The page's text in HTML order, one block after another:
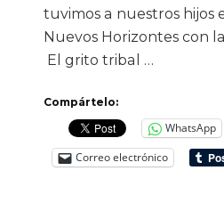
tuvimos a nuestros hijos
Nuevos Horizontes con
El grito tribal …
Compártelo:
WhatsApp
Correo electrónico